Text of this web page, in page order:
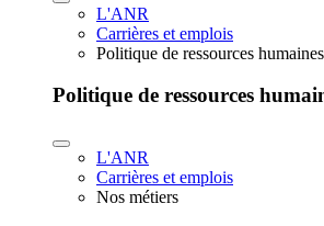
L'ANR
Carrières et emplois
Politique de ressources humaines
Politique de ressources
L'ANR
Carrières et emplois
Nos métiers